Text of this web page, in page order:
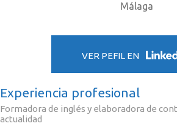
Málaga
VER PEFIL EN
Experiencia profesional
Formadora de inglés y elaboradora de
actualidad